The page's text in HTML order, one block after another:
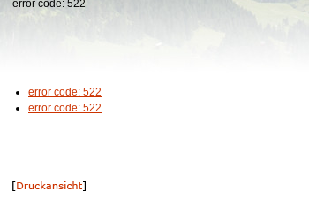
error code: 522
error code: 522
error code: 522